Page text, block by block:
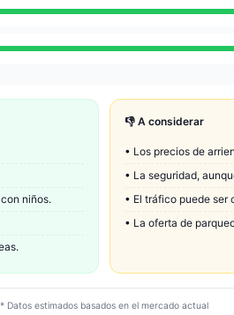
niños.
👎 A considerar
• Los precios de
• La seguridad,
• El tráfico puede ser
• La oferta de
* Datos estimados basados en el mercado actual